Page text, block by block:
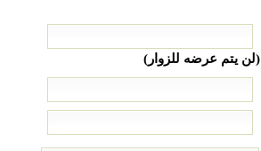
(لن يتم عرضه للزوار)